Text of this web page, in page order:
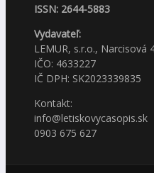
ISSN: 2644-5883
Vydavateľ:
LEMUR, s.r.o., Narcisová
IČO: 4633227
IČ DPH: SK2023339835
Kontakt:
info@letiskovycasopis.sk
0903 675 627